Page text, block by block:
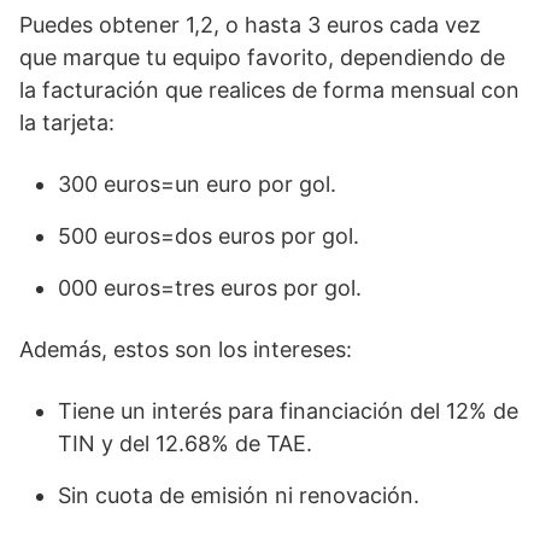
Puedes obtener 1,2, o hasta 3 euros cada vez
que marque tu equipo favorito, dependiendo de
la facturación que realices de forma mensual con
la tarjeta:
300 euros=un euro por gol.
500 euros=dos euros por gol.
000 euros=tres euros por gol.
Además, estos son los intereses:
Tiene un interés para financiación del 12% de
TIN y del 12.68% de TAE.
Sin cuota de emisión ni renovación.